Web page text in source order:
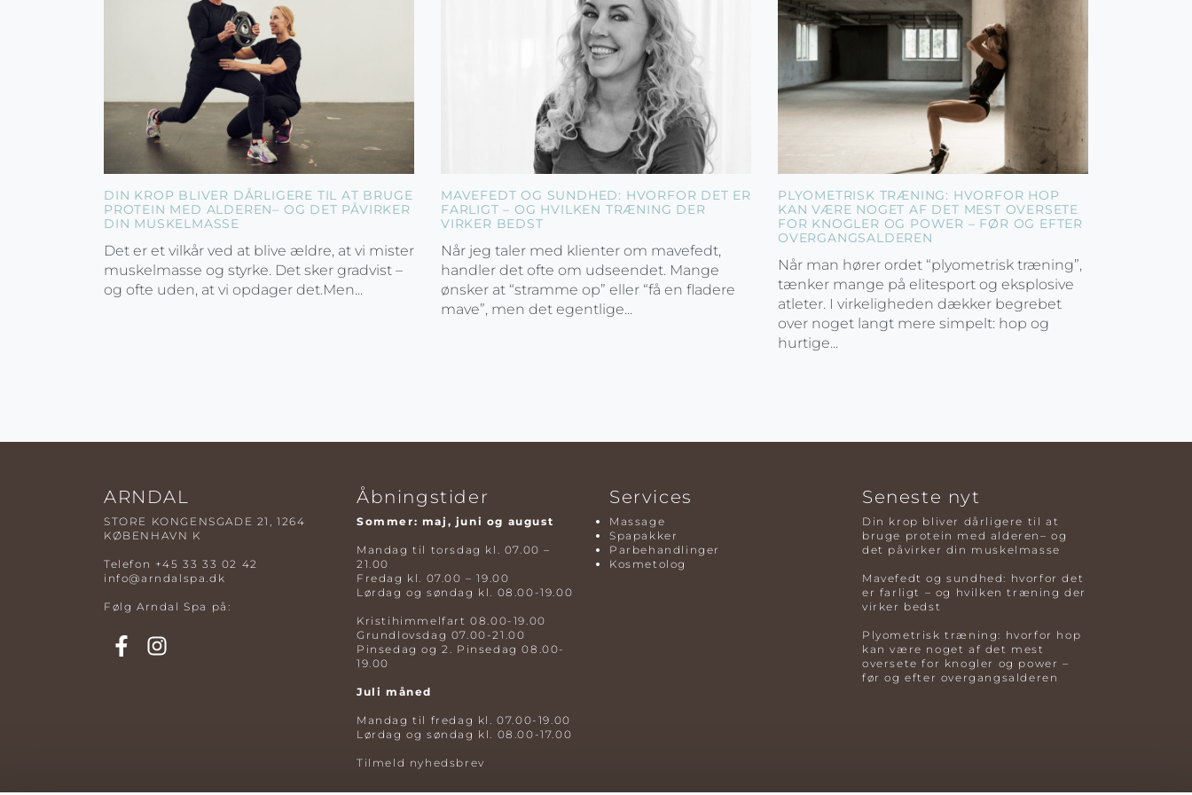
DIN KROP BLIVER DÅRLIGERE TIL AT BRUGE
PROTEIN MED ALDEREN– OG DET PÅVIRKER
DIN MUSKELMASSE
Det er et vilkår ved at blive ældre, at vi mister
muskelmasse og styrke. Det sker gradvist –
og ofte uden, at vi opdager det.Men...
MAVEFEDT OG SUNDHED: HVORFOR DET ER
FARLIGT – OG HVILKEN TRÆNING DER
VIRKER BEDST
Når jeg taler med klienter om mavefedt,
handler det ofte om udseendet. Mange
ønsker at “stramme op” eller “få en fladere
mave”, men det egentlige...
PLYOMETRISK TRÆNING: HVORFOR HOP
KAN VÆRE NOGET AF DET MEST OVERSETE
FOR KNOGLER OG POWER – FØR OG EFTER
OVERGANGSALDEREN
Når man hører ordet “plyometrisk træning”,
tænker mange på elitesport og eksplosive
atleter. I virkeligheden dækker begrebet
over noget langt mere simpelt: hop og
hurtige...
ARNDAL
STORE KONGENSGADE 21, 1264
KØBENHAVN K
Telefon +45 33 33 02 42
info@arndalspa.dk
Følg Arndal Spa på:
Åbningstider
Sommer: maj, juni og august
Mandag til torsdag kl. 07.00 –
21.00
Fredag kl. 07.00 – 19.00
Lørdag og søndag kl. 08.00-19.00
Kristihimmelfart 08.00-19.00
Grundlovsdag 07.00-21.00
Pinsedag og 2. Pinsedag 08.00-
19.00
Juli måned
Mandag til fredag kl. 07.00-19.00
Lørdag og søndag kl. 08.00-17.00
Tilmeld nyhedsbrev
Services
Massage
Spapakker
Parbehandlinger
Kosmetolog
Seneste nyt
Din krop bliver dårligere til at
bruge protein med alderen– og
det påvirker din muskelmasse
Mavefedt og sundhed: hvorfor det
er farligt – og hvilken træning der
virker bedst
Plyometrisk træning: hvorfor hop
kan være noget af det mest
oversete for knogler og power –
før og efter overgangsalderen